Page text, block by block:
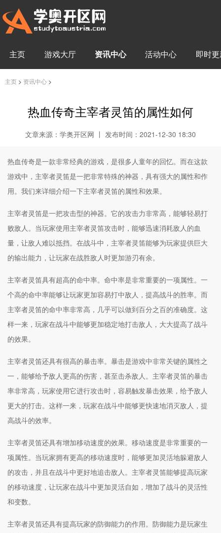
主页 游戏大厅 资讯中心 活动中心 即时
主页 > 资讯中心 >
热血传奇主宰者灵笛的属性如何
文章来源：学奥开区网 丨 发布时间：2021-12-30 18:30
热血传奇是一款非常经典的游戏，是很多人童年的回忆。而在这款
游戏中，主宰者灵笛是一把非常特殊的神器，具有强大的属性和作
用。我们来详细介绍一下主宰者灵笛的属性和效果。
主宰者灵笛是一把攻击型的神器。它的攻击力非常高，能够轻易打
败敌人。当玩家使用主宰者灵笛攻击时，能够迅速消耗敌人的血
量，让敌人难以抵挡。在战斗中，主宰者灵笛能够为玩家提供巨大
的输出能力，让玩家在战胜敌人时更加游刃有余。
主宰者灵笛具有超高的命中率。命中率是非常重要的一项属性。一
个高的命中率能够让玩家更加容易打中敌人，提高战斗的胜率。而
主宰者灵笛的命中率非常高，几乎可以做到百分之百的准确度。这
样一来，玩家在战斗中能够更加稳定地打击敌人，大大提高了战斗
的效果。
主宰者灵笛还具有很高的暴击率。暴击是游戏中非常关键的属性之
一，能够给予敌人更高的伤害，甚至击杀敌人。主宰者灵笛的暴击
率非常高，玩家使用它进行攻击时，容易触发暴击效果，给予敌人
更大的打击。这样一来，玩家在战斗中能够更快速地消灭敌人，提
高战斗的效率。
主宰者灵笛还具有增加移动速度的效果。移动速度是非常重要的一
项属性。当玩家拥有更高的移动速度时，能够更加灵活地躲避敌人
的攻击，并且在战斗中更好地追击敌人。主宰者灵笛能够提高玩家
的移动速度，让玩家在战斗中更加灵活自如，增加了战斗的灵活性
和变数。
主宰者灵笛还具有提高玩家的防御能力的作用。防御能力是玩家生